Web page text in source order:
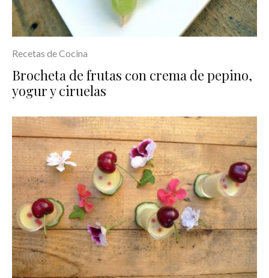
Recetas de Cocina
Brocheta de frutas con crema de pepino,
yogur y ciruelas